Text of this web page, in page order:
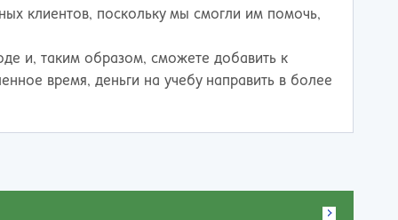
клиентов, поскольку мы смогли им помочь,
и, таким образом, сможете добавить к
время, деньги на учебу направить в более